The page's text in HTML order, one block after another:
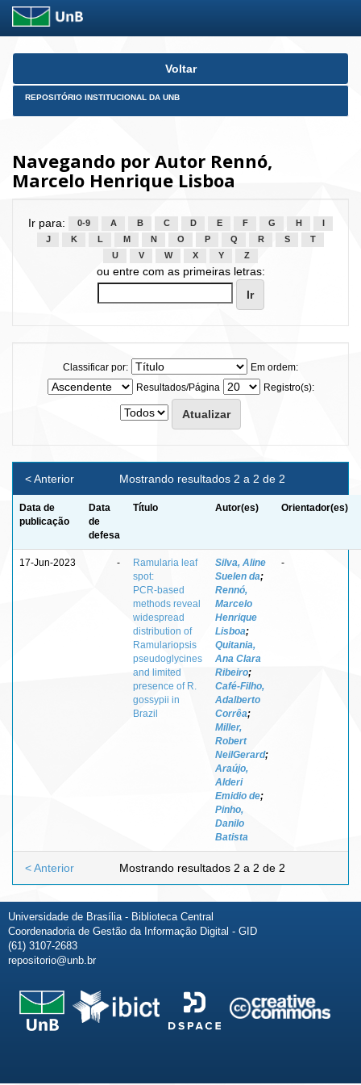
Skip
Voltar
REPOSITÓRIO INSTITUCIONAL DA UNB
Navegando por Autor Rennó,
Marcelo Henrique Lisboa
Ir para: 0-9 A B C D E F G H
J
K L M N O P Q R S
T
U
V W X Y Z
ou entre com as primeiras letras:
Classificar por:
Em ordem:
Resultados/Página
Registro(s):
Mostrando resultados 2 a 2 de 2
< Anterior
Data de
publicação
Data
de
defesa
Título Autor(es) Orientador(es)
17-Jun-2023 -
Ramularia leaf
spot:
PCR‑based
methods reveal
widespread
distribution of
Ramulariopsis
pseudoglycines
and limited
presence of R.
gossypii in
Brazil
Silva, Aline
Suelen da;
Rennó,
Marcelo
Henrique
Lisboa;
Quitania,
Ana Clara
Ribeiro;
Café‑Filho,
Adalberto
Corrêa;
Miller,
Robert
NeilGerard;
Araújo,
Alderi
Emidio de;
Pinho,
Danilo
Batista
-
Mostrando resultados 2 a 2 de 2
< Anterior
Universidade de Brasília - Biblioteca Central
Coordenadoria de Gestão da Informação Digital - GID
(61) 3107-2683
repositorio@unb.br